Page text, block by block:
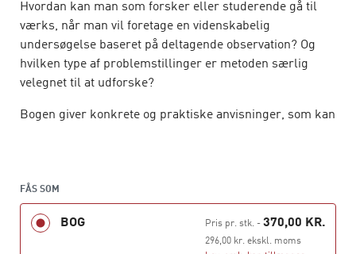
Hvordan kan man som forsker eller studerende gå til
værks, når man vil foretage en videnskabelig
undersøgelse baseret på deltagende observation? Og
hvilken type af problemstillinger er metoden særlig
velegnet til at udforske?
Bogen giver konkrete og praktiske anvisninger, som kan
Ud over at beskrive og diskutere deltagende observation
som en konkret samfundsvidenskabelig metode,
forankrer bogen metoden i en bestemt
FÅS SOM
BOG Pris pr. stk.- 370,00 KR.
296,00 kr. ekskl. moms